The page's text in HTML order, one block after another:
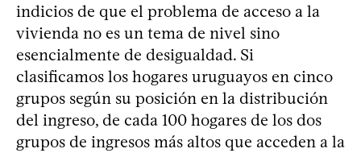
indicios de que el problema de acceso a la
vivienda no es un tema de nivel sino
esencialmente de desigualdad. Si
clasificamos los hogares uruguayos en cinco
grupos según su posición en la distribución
del ingreso, de cada 100 hogares de los dos
grupos de ingresos más altos que acceden a la